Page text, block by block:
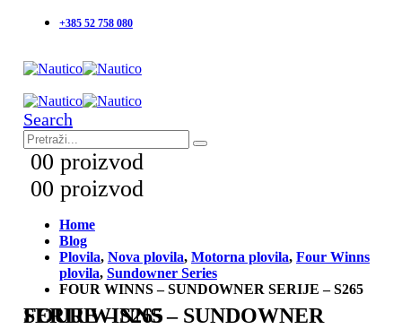
+385 52 758 080
Search
00 proizvod
00 proizvod
Home
Blog
Plovila, Nova plovila, Motorna plovila, Four Winns
plovila, Sundowner Series
FOUR WINNS – SUNDOWNER SERIJE – S265
FOUR WINNS – SUNDOWNER SERIJE – S265